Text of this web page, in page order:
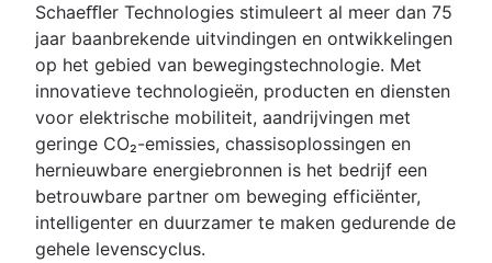
Schaeﬄer Technologies stimuleert al meer dan 75
jaar baanbrekende uitvindingen en ontwikkelingen
op het gebied van bewegingstechnologie. Met
innovatieve technologieën, producten en diensten
voor elektrische mobiliteit, aandrijvingen met
geringe CO₂-emissies, chassisoplossingen en
hernieuwbare energiebronnen is het bedrijf een
betrouwbare partner om beweging efficiënter,
intelligenter en duurzamer te maken gedurende de
gehele levenscyclus.